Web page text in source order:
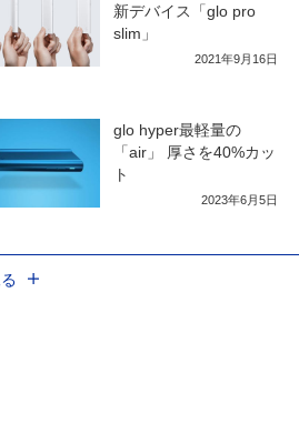
新デバイス「glo pro
slim」
2021年9月16日
glo hyper最軽量の
「air」 厚さを40%カッ
ト
2023年6月5日